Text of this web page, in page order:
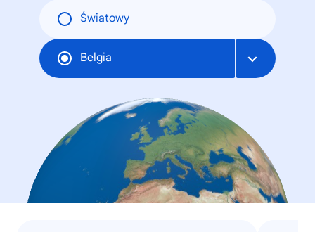
Światowy
Belgia